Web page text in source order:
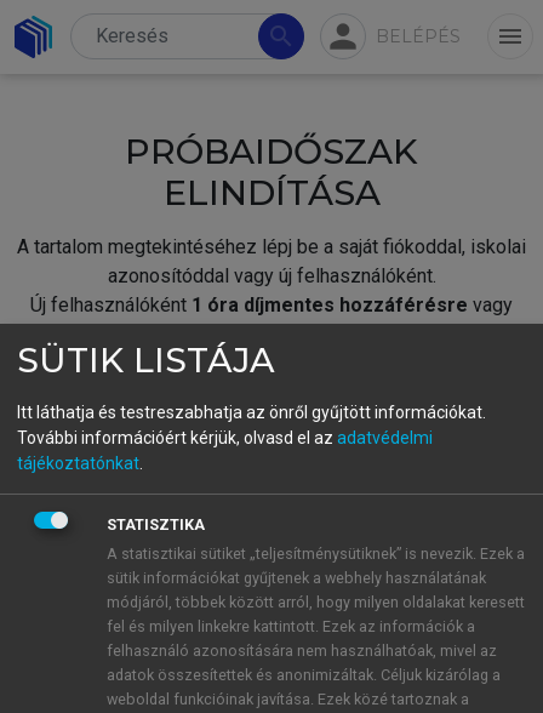
search person BELÉPÉS menu
PRÓBAIDŐSZAK
ELINDÍTÁSA
A tartalom megtekintéséhez lépj be a saját fiókoddal, iskolai
azonosítóddal vagy új felhasználóként.
Új felhasználóként 1 óra díjmentes hozzáférésre vagy
fiókoddal,vagy hozz létre új fiókot.
A regisztráció után apróbaidőszakautomatikusan
BELÉPÉS SAJÁT FIÓKKAL
ÚJ FIÓK LÉTREHOZÁSA
1 óra díjmentes hozzáférés
E-MAIL-CÍM
SÜTIK LISTÁJA
Itt láthatja és testreszabhatja az önről gyűjtött információkat.
További információért kérjük, olvasd el az adatvédelmi
tájékoztatónkat
STATISZTIKA
A statisztikai sütiket „teljesítménysütiknek” is nevezik. Ezek a
sütik információkat gyűjtenek a webhely használatának
módjáról, többek között arról, hogy milyen oldalakat keresett
fel és milyen linkekre kattintott. Ezek az információk a
felhasználó azonosítására nem használhatóak, mivel az
adatok összesítettek és anonimizáltak. Céljuk kizárólag a
weboldal funkcióinak javítása. Ezek közé tartoznak a